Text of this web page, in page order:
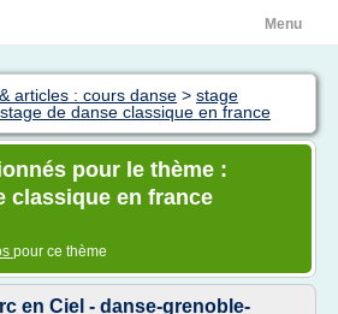
Menu
articles : cours danse > stage
stage de danse classique en france
pour le thème :
classique en france
pour ce thème
en Ciel - danse-grenoble-